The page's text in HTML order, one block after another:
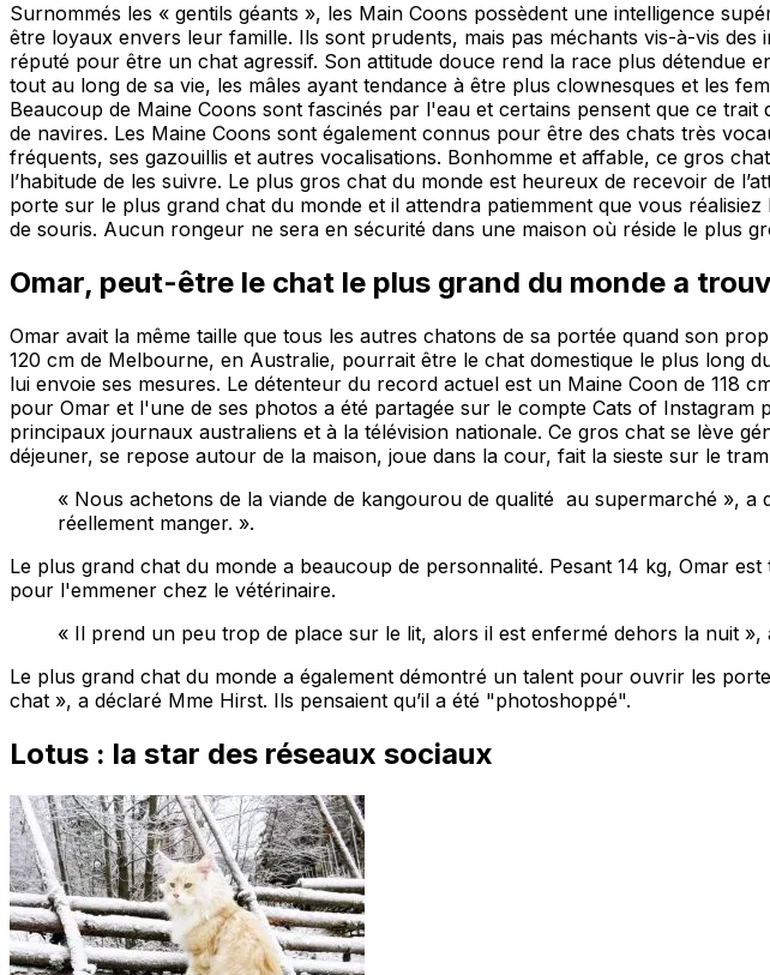
Surnommés les « gentils géants », les Main Coons possèdent une intelligence
être loyaux envers leur famille. Ils sont prudents, mais pas méchants vis-à-vis
réputé pour être un chat agressif. Son attitude douce rend la race plus détendue
tout au long de sa vie, les mâles ayant tendance à être plus clownesques et les
Beaucoup de Maine Coons sont fascinés par l'eau et certains pensent que ce
de navires. Les Maine Coons sont également connus pour être des chats très
fréquents, ses gazouillis et autres vocalisations. Bonhomme et affable, ce gros
l’habitude de les suivre. Le plus gros chat du monde est heureux de recevoir de
porte sur le plus grand chat du monde et il attendra patiemment que vous
de souris. Aucun rongeur ne sera en sécurité dans une maison où réside le plus
Omar, peut-être le chat le plus grand du monde a
Omar avait la même taille que tous les autres chatons de sa portée quand son
120 cm de Melbourne, en Australie, pourrait être le chat domestique le plus long
lui envoie ses mesures. Le détenteur du record actuel est un Maine Coon de 118
pour Omar et l'une de ses photos a été partagée sur le compte Cats of Instagram
principaux journaux australiens et à la télévision nationale. Ce gros chat se lève
déjeuner, se repose autour de la maison, joue dans la cour, fait la sieste sur le
« Nous achetons de la viande de kangourou de qualité au supermarché »,
réellement manger. ».
Le plus grand chat du monde a beaucoup de personnalité. Pesant 14 kg, Omar
pour l'emmener chez le vétérinaire.
« Il prend un peu trop de place sur le lit, alors il est enfermé dehors la nuit »,
Le plus grand chat du monde a également démontré un talent pour ouvrir les
chat », a déclaré Mme Hirst. Ils pensaient qu’il a été "photoshoppé".
Lotus : la star des réseaux sociaux